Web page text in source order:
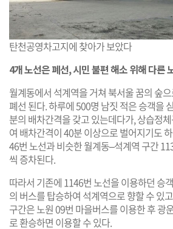
탄천공영차고지에 찾아가 보았다
4개 노선은 폐선, 시민 불편 해소 위해 다른
월계동에서 석계역을 거쳐 북서울 꿈의 숲
폐선 된다. 하루에 500명 남짓 적은 승객을
분의 배차간격을 갖고 있는데다가, 상습정
여 배차간격이 40분 이상으로 벌어지기도
46번 노선과 비슷한 월계동–석계역 구간
씩 증차된다.
따라서 기존에 1146번 노선을 이용하던 승
의 버스를 탑승하여 석계역으로 향할 수 있
구간은 노원 09번 마을버스를 이용한 후 광
로 환승하면 이용할 수 있다.